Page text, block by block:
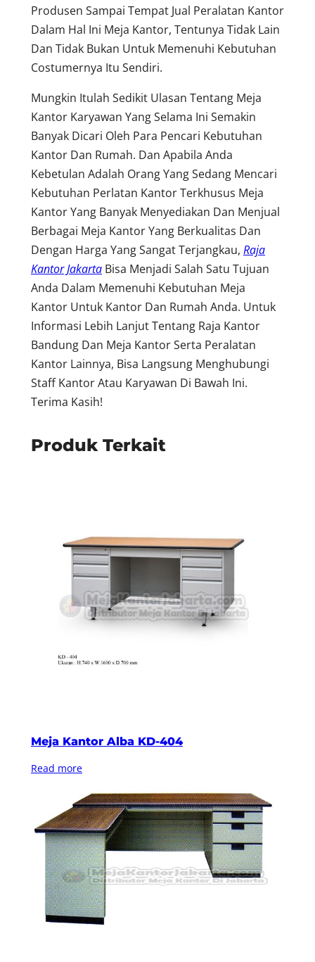
Produsen Sampai Tempat Jual Peralatan Kantor
Dalam Hal Ini Meja Kantor, Tentunya Tidak Lain
Dan Tidak Bukan Untuk Memenuhi Kebutuhan
Costumernya Itu Sendiri.
Mungkin Itulah Sedikit Ulasan Tentang Meja
Kantor Karyawan Yang Selama Ini Semakin
Banyak Dicari Oleh Para Pencari Kebutuhan
Kantor Dan Rumah. Dan Apabila Anda
Kebetulan Adalah Orang Yang Sedang Mencari
Kebutuhan Perlatan Kantor Terkhusus Meja
Kantor Yang Banyak Menyediakan Dan Menjual
Berbagai Meja Kantor Yang Berkualitas Dan
Dengan Harga Yang Sangat Terjangkau, Raja
Kantor Jakarta Bisa Menjadi Salah Satu Tujuan
Anda Dalam Memenuhi Kebutuhan Meja
Kantor Untuk Kantor Dan Rumah Anda. Untuk
Informasi Lebih Lanjut Tentang Raja Kantor
Bandung Dan Meja Kantor Serta Peralatan
Kantor Lainnya, Bisa Langsung Menghubungi
Staff Kantor Atau Karyawan Di Bawah Ini.
Terima Kasih!
Produk Terkait
Meja Kantor Alba KD-404
Read more